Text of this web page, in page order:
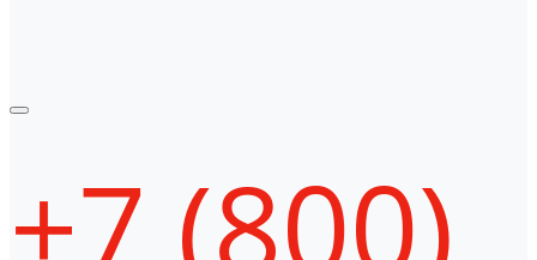
+7 (800)